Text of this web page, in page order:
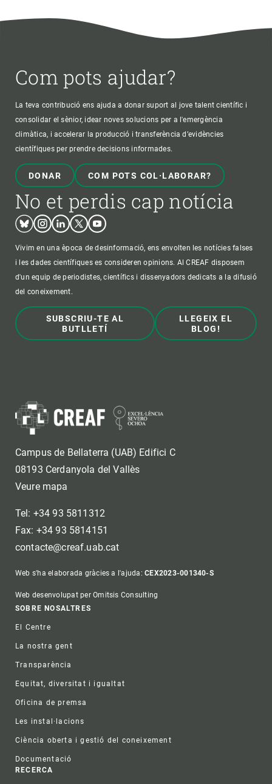
Com pots ajudar?
La teva contribució ens ajuda a donar suport al jove talent científic i
consolidar el sènior, idear noves solucions per a l'emergència
climàtica, i accelerar la producció i transferència d’evidències
científiques per prendre decisions informades.
DONAR COM POTS COL·LABORAR?
No et perdis cap notícia
BlueskyInstagram
LinkedinTwitterYoutube
Vivim en una època de desinformació, ens envolten les notícies falses
i les dades científiques es consideren opinions. Al CREAF disposem
d'un equip de periodistes, científics i dissenyadors dedicats a la difusió
del coneixement.
SUBSCRIU-TE AL
BUTLLETÍ
LLEGEIX EL
BLOG!
Campus de Bellaterra (UAB) Edifici C
08193 Cerdanyola del Vallès
Veure mapa
Tel: +34 93 5811312
Fax: +34 93 5814151
contacte@creaf.uab.cat
Web s'ha elaborada gràcies a l'ajuda:CEX2023-001340-S
Web desenvolupat per Omitsis Consulting
Footer
SOBRE NOSALTRES
El Centre
La nostra gent
Transparència
Equitat, diversitat i igualtat
Oficina de premsa
Les instal·lacions
Ciència oberta i gestió del coneixement
Documentació
RECERCA